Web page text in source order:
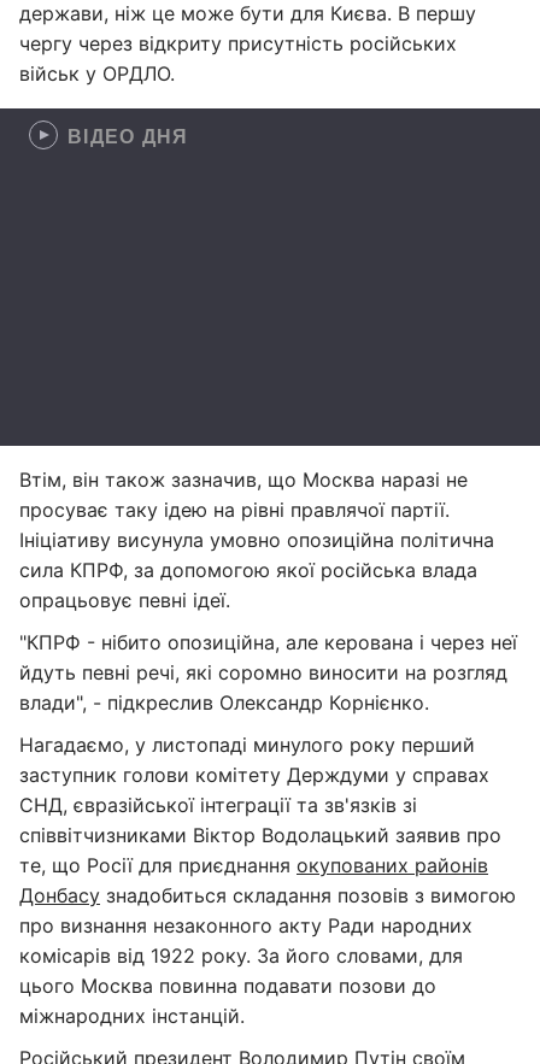
держави, ніж це може бути для Києва. В першу
чергу через відкриту присутність російських
військ у ОРДЛО.
ВІДЕО ДНЯ
Втім, він також зазначив, що Москва наразі не
просуває таку ідею на рівні правлячої партії.
Ініціативу висунула умовно опозиційна політична
сила КПРФ, за допомогою якої російська влада
опрацьовує певні ідеї.
"КПРФ - нібито опозиційна, але керована і через неї
йдуть певні речі, які соромно виносити на розгляд
влади", - підкреслив Олександр Корнієнко.
Нагадаємо, у листопаді минулого року перший
заступник голови комітету Держдуми у справах
СНД, євразійської інтеграції та зв'язків зі
співвітчизниками Віктор Водолацький заявив про
те, що Росії для приєднання окупованих районів
Донбасу знадобиться складання позовів з вимогою
про визнання незаконного акту Ради народних
комісарів від 1922 року. За його словами, для
цього Москва повинна подавати позови до
міжнародних інстанцій.
Російський президент Володимир Путін своїм